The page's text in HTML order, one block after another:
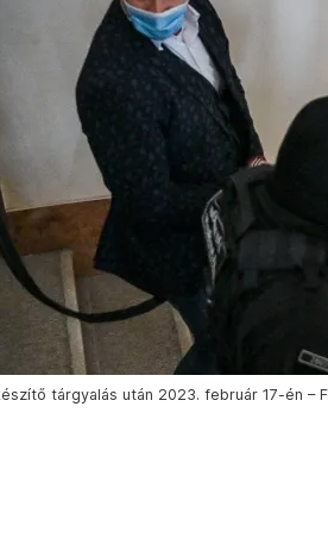
tárgyalás után 2023. február 17-én –